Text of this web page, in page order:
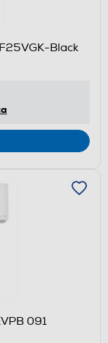
EF25VGK-Black
091